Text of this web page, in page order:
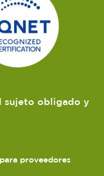
sujeto obligado y
proveedores